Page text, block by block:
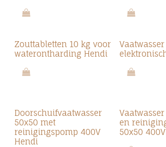
Zouttabletten 10 kg voor
waterontharding Hendi
Doorschuifvaatwasser
50x50 met
reinigingspomp 400V
Hendi
en
50x50